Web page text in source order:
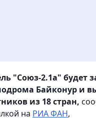
"Союз-2.1а" будет
Байконур и
из 18 стран,
на РИА ФАН,